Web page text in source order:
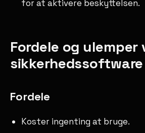
for at aktivere beskyttelsen.
Fordele og ulemper
sikkerhedssoftware
Fordele
Koster ingenting at bruge.